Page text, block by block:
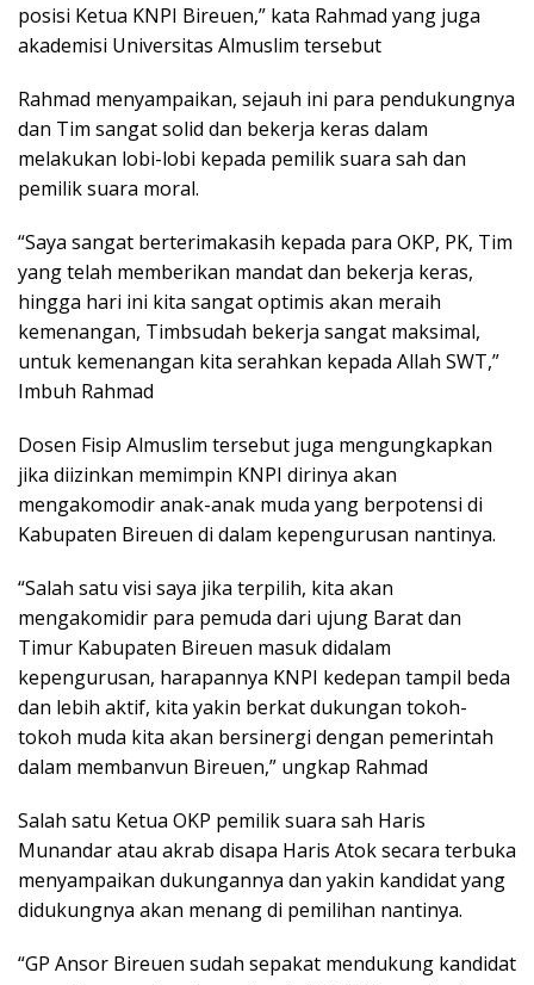
posisi Ketua KNPI Bireuen,” kata Rahmad yang juga
akademisi Universitas Almuslim tersebut
Rahmad menyampaikan, sejauh ini para pendukungnya
dan Tim sangat solid dan bekerja keras dalam
melakukan lobi-lobi kepada pemilik suara sah dan
pemilik suara moral.
“Saya sangat berterimakasih kepada para OKP, PK, Tim
yang telah memberikan mandat dan bekerja keras,
hingga hari ini kita sangat optimis akan meraih
kemenangan, Timbsudah bekerja sangat maksimal,
untuk kemenangan kita serahkan kepada Allah SWT,”
Imbuh Rahmad
Dosen Fisip Almuslim tersebut juga mengungkapkan
jika diizinkan memimpin KNPI dirinya akan
mengakomodir anak-anak muda yang berpotensi di
Kabupaten Bireuen di dalam kepengurusan nantinya.
“Salah satu visi saya jika terpilih, kita akan
mengakomidir para pemuda dari ujung Barat dan
Timur Kabupaten Bireuen masuk didalam
kepengurusan, harapannya KNPI kedepan tampil beda
dan lebih aktif, kita yakin berkat dukungan tokoh-
tokoh muda kita akan bersinergi dengan pemerintah
dalam membanvun Bireuen,” ungkap Rahmad
Salah satu Ketua OKP pemilik suara sah Haris
Munandar atau akrab disapa Haris Atok secara terbuka
menyampaikan dukungannya dan yakin kandidat yang
didukungnya akan menang di pemilihan nantinya.
“GP Ansor Bireuen sudah sepakat mendukung kandidat